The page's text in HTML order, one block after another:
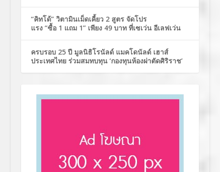
“คิทโด้” วิตามินเม็ดเคี้ยว 2 สูตร จัดโปร
แรง “ซื้อ 1 แถม 1” เพียง 49 บาท ที่เซเว่น อีเลฟเว่น
ครบรอบ 25 ปี มูลนิธิโรนัลด์ แมคโดนัลด์ เฮาส์
ประเทศไทย ร่วมสมทบทุน ‘กองทุนห้องผ่าตัดศิริราช’